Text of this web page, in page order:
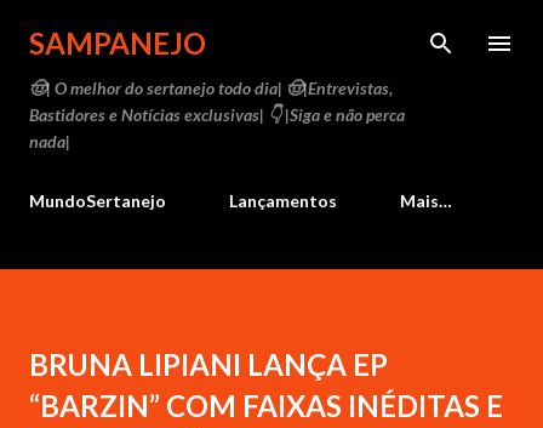
Pular para o conteúdo principal
SAMPANEJO
🤠| O melhor do sertanejo todo dia| 🤠|Entrevistas,
Bastidores e Notícias exclusivas| 👇 |Siga e não perca
nada|
MundoSertanejo Lançamentos Mais…
BRUNA LIPIANI LANÇA EP
“BARZIN” COM FAIXAS INÉDITAS E